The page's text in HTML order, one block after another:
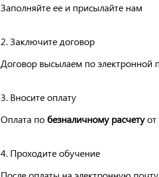
Заполняйте ее и присылайте нам
2. Заключите договор
Договор высылаем по электронной
3. Вносите оплату
Оплата по безналичному расчетуот
4. Проходите обучение